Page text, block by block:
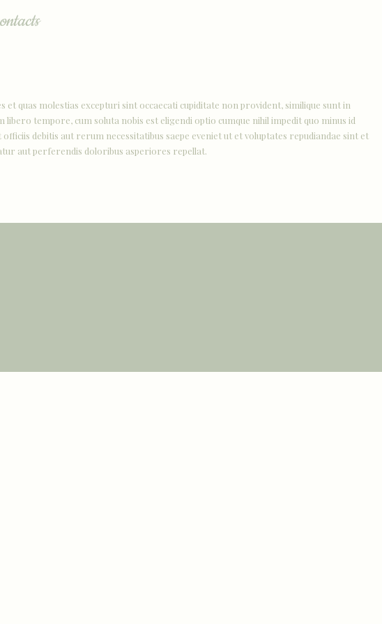
quas molestias excepturi sint occaecati cupiditate non provident, similique sunt in
tempore, cum soluta nobis est eligendi optio cumque nihil impedit quo minus id
debitis aut rerum necessitatibus saepe eveniet ut et voluptates repudiandae sint et
aut perferendis doloribus asperiores repellat.